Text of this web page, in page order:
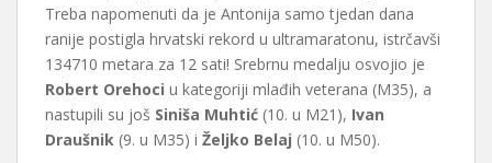
Treba napomenuti da je Antonija samo tjedan dana
ranije postigla hrvatski rekord u ultramaratonu, istrčavši
134710 metara za 12 sati! Srebrnu medalju osvojio je
Robert Orehoci u kategoriji mlađih veterana (M35), a
nastupili su još Siniša Muhtić (10. u M21), Ivan
Draušnik (9. u M35) i Željko Belaj (10. u M50).